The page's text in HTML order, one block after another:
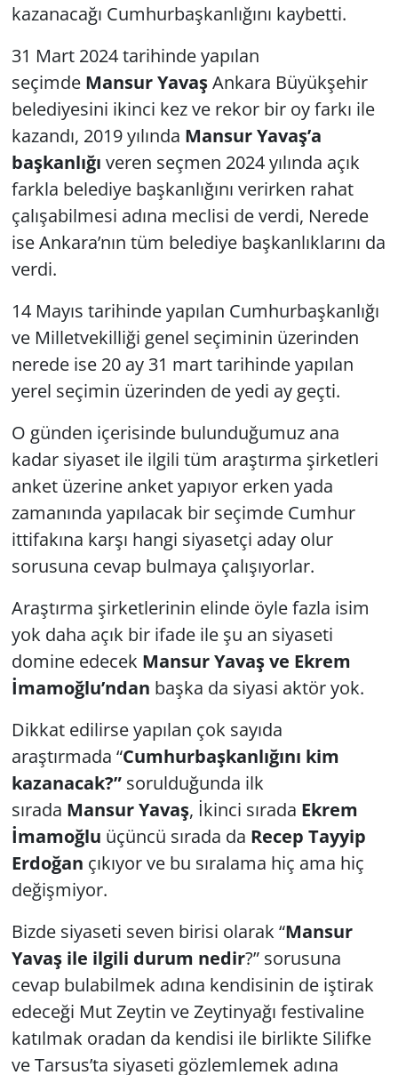
kazanacağı Cumhurbaşkanlığını kaybetti.
31 Mart 2024 tarihinde yapılan
seçimde Mansur YavaşAnkara Büyükşehir
belediyesini ikinci kez ve rekor bir oy farkı ile
kazandı, 2019 yılında Mansur Yavaş’a
başkanlığı veren seçmen 2024 yılında açık
farkla belediye başkanlığını verirken rahat
çalışabilmesi adına meclisi de verdi, Nerede
ise Ankara’nın tüm belediye başkanlıklarını da
verdi.
14 Mayıs tarihinde yapılan Cumhurbaşkanlığı
ve Milletvekilliği genel seçiminin üzerinden
nerede ise 20 ay 31 mart tarihinde yapılan
yerel seçimin üzerinden de yedi ay geçti.
O günden içerisinde bulunduğumuz ana
kadar siyaset ile ilgili tüm araştırma şirketleri
anket üzerine anket yapıyor erken yada
zamanında yapılacak bir seçimde Cumhur
ittifakına karşı hangi siyasetçi aday olur
sorusuna cevap bulmaya çalışıyorlar.
Araştırma şirketlerinin elinde öyle fazla isim
yok daha açık bir ifade ile şu an siyaseti
domine edecek Mansur Yavaş ve Ekrem
İmamoğlu’ndan başka da siyasi aktör yok.
Dikkat edilirse yapılan çok sayıda
araştırmada “Cumhurbaşkanlığını kim
kazanacak?”sorulduğunda ilk
sırada Mansur Yavaş, İkinci sırada Ekrem
İmamoğlu üçüncü sırada da Recep Tayyip
Erdoğan çıkıyor ve bu sıralama hiç ama hiç
değişmiyor.
Bizde siyaseti seven birisi olarak “Mansur
Yavaş ile ilgili durum nedir?” sorusuna
cevap bulabilmek adına kendisinin de iştirak
edeceği Mut Zeytin ve Zeytinyağı festivaline
katılmak oradan da kendisi ile birlikte Silifke
ve Tarsus’ta siyaseti gözlemlemek adına